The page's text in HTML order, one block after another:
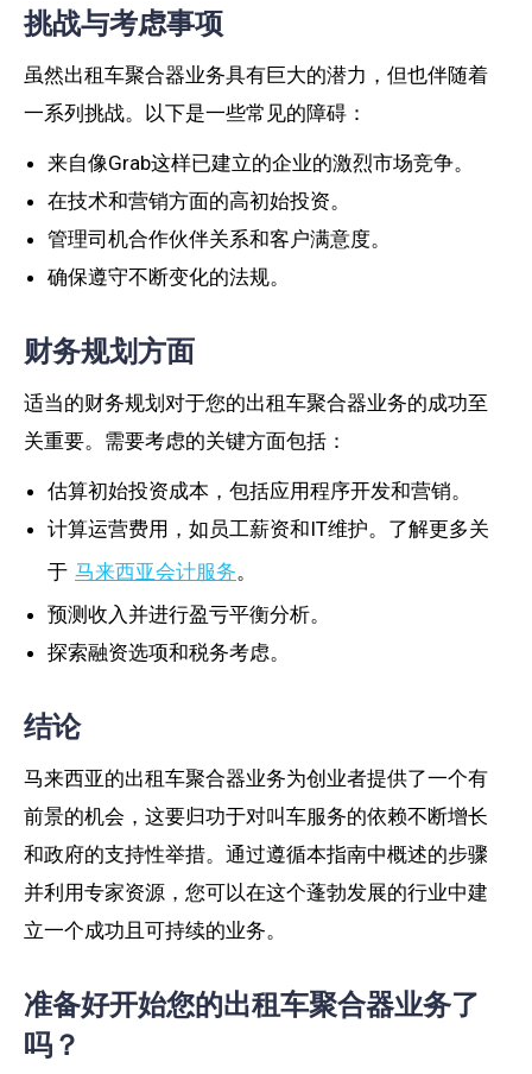
挑战与考虑事项
虽然出租车聚合器业务具有巨大的潜力，但也伴随着
一系列挑战。以下是一些常见的障碍：
来自像Grab这样已建立的企业的激烈市场竞争。
在技术和营销方面的高初始投资。
管理司机合作伙伴关系和客户满意度。
确保遵守不断变化的法规。
财务规划方面
适当的财务规划对于您的出租车聚合器业务的成功至
关重要。需要考虑的关键方面包括：
估算初始投资成本，包括应用程序开发和营销。
计算运营费用，如员工薪资和IT维护。了解更多关
于 马来西亚会计服务。
预测收入并进行盈亏平衡分析。
探索融资选项和税务考虑。
结论
马来西亚的出租车聚合器业务为创业者提供了一个有
前景的机会，这要归功于对叫车服务的依赖不断增长
和政府的支持性举措。通过遵循本指南中概述的步骤
并利用专家资源，您可以在这个蓬勃发展的行业中建
立一个成功且可持续的业务。
准备好开始您的出租车聚合器业务了
吗？